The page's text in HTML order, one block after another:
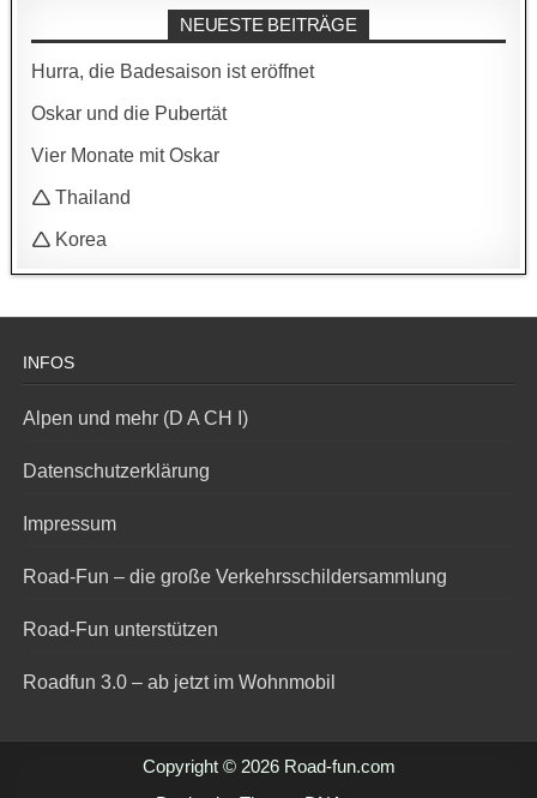
NEUESTE BEITRÄGE
Hurra, die Badesaison ist eröffnet
Oskar und die Pubertät
Vier Monate mit Oskar
🛆 Thailand
🛆 Korea
INFOS
Alpen und mehr (D A CH I)
Datenschutzerklärung
Impressum
Road-Fun – die große Verkehrsschildersammlung
Road-Fun unterstützen
Roadfun 3.0 – ab jetzt im Wohnmobil
Copyright © 2026 Road-fun.com